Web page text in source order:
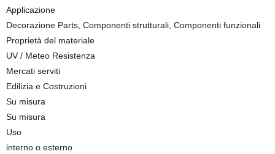
Applicazione
Decorazione Parts, Componenti strutturali, Componenti funzionali
Proprietà del materiale
UV / Meteo Resistenza
Mercati serviti
Edilizia e Costruzioni
Su misura
Su misura
Uso
interno o esterno